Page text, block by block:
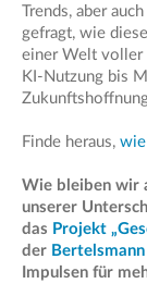
Trends, aber
gefragt, wie
einer Welt voller
KI-Nutzung bis
Finde heraus, wie
Wie bleiben wir
unserer
das Projekt
der
Impulsen für